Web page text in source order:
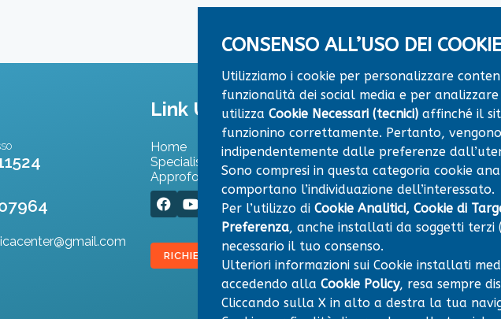
CONSENSO ALL’USO DEI COOKIE
Utilizziamo i cookie per personalizzare
funzionalità dei social media e per
utilizza Cookie Necessari (tecnici) affinché il
funzionino correttamente. Pertanto,
indipendentemente dalle preferenze
Sono compresi in questa categoria cookie
comportano l’individuazione dell’interessato.
Per l’utilizzo di Cookie Analitici, Cookie di
Preferenza, anche installati da soggetti terzi
necessario il tuo consenso.
Ulteriori informazioni sui Cookie installati
accedendo alla Cookie Policy, resa sempre
Cliccando sulla X in alto a destra la tua
Link Utili
Home
Specialisti
Approfondimenti
Convenzioni
Dove Siamo
Contatti
RICHIEDI APPUNTAMENTO
+
−